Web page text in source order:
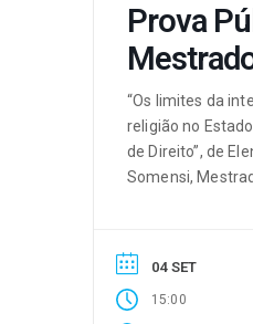
Prova
“Os limites da
religião no
de Direito”, de
Somensi,
04 SET
15:00